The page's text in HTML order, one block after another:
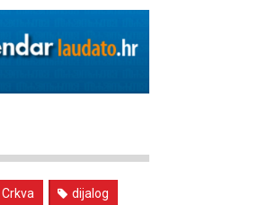
Crkva dijalog